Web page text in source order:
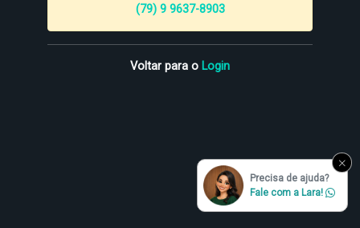
(79) 9 9637-8903
Voltar para o Login
Precisa de ajuda?
Fale com a Lara!